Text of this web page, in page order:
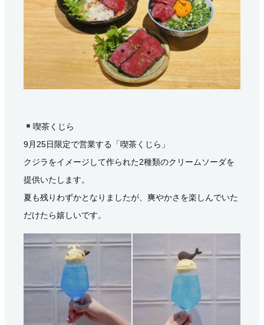
喫茶くじら
9月25日限定で営業する「喫茶くじら」
クジラをイメージして作られた2種類のクリームソーダを
提供いたします。
夏も残りわずかとなりましたが、爽やかさを楽しんでいた
だけたら嬉しいです。